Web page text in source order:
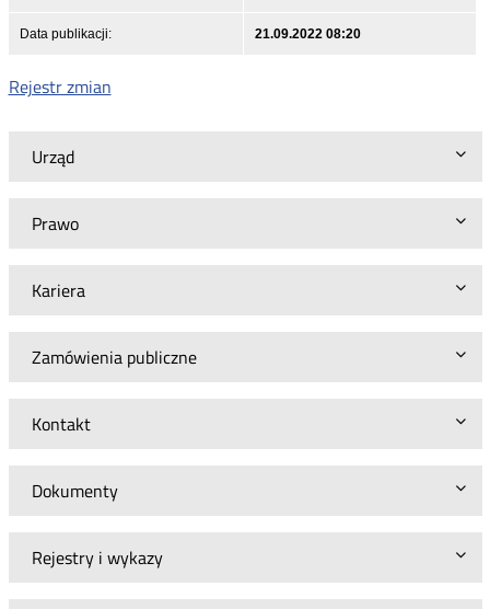
Urząd
Prawo
Kariera
Zamówienia publiczne
Kontakt
Dokumenty
Rejestry i wykazy
Data publikacji: 21.09.2022 08:20
Rejestr zmian